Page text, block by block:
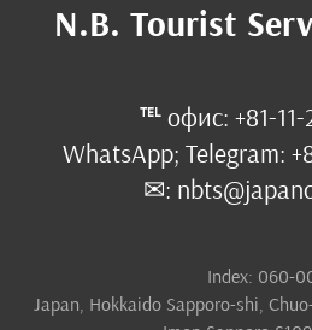
N.B. Tourist
℡ офис: +81-11-
WhatsApp; Telegram:
✉:
Index: 060-
Japan, Hokkaido Sapporo-shi,